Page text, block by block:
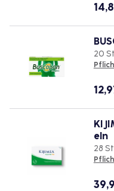
20
eln
28